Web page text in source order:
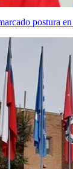
postura